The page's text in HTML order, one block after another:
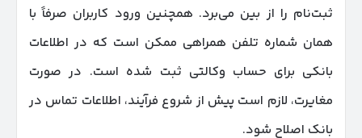
ثبت‌نام را از بین می‌برد. همچنین ورود کاربران صرفاً با
همان شماره تلفن همراهی ممکن است که در اطلاعات
بانکی برای حساب وکالتی ثبت شده است. در صورت
مغایرت، لازم است پیش از شروع فرآیند، اطلاعات تماس در
بانک اصلاح شود.